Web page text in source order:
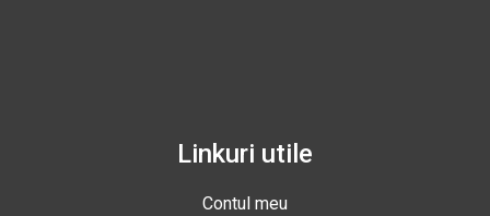
Linkuri utile
Contul meu